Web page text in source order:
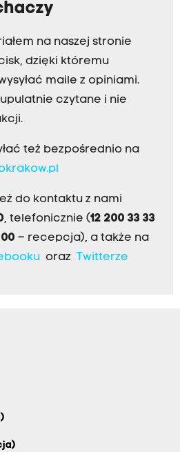
na naszej stronie
dzięki któremu
maile z opiniami.
czytane i nie
też bezpośrednio na
do kontaktu z nami
, telefonicznie (12 200 33 33
00 – recepcja), a także na
oraz Twitterze